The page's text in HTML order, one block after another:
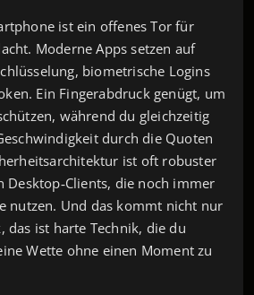
ist ein offenes Tor für
Moderne Apps setzen auf
biometrische Logins
Ein Fingerabdruck genügt, um
während du gleichzeitig
durch die Quoten
ist oft robuster
Desktop‑Clients, die noch immer
nutzen. Und das kommt nicht nur
das ist harte Technik, die du
Wette ohne einen Moment zu